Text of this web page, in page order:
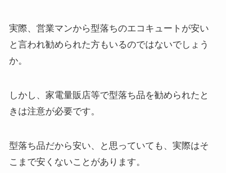
実際、営業マンから型落ちのエコキュートが安い
と言われ勧められた方もいるのではないでしょう
か。
しかし、家電量販店等で型落ち品を勧められたと
きは注意が必要です。
型落ち品だから安い、と思っていても、実際はそ
こまで安くないことがあります。